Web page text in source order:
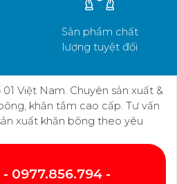
Sản phẩm chất
lượng tuyệt đối
Việt Nam. Chuyên sản xuất &
khăn tắm cao cấp. Tư vấn
xuất khăn bông theo yêu
- 0977.856.794 -